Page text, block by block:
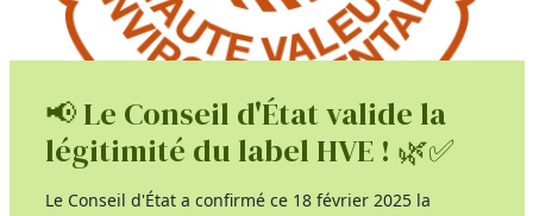
📢 Le Conseil d'État valide la
légitimité du label HVE ! 🌿✅
Le Conseil d'État a confirmé ce 18 février 2025 la